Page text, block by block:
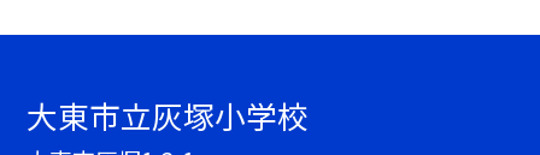
大東市立灰塚小学校